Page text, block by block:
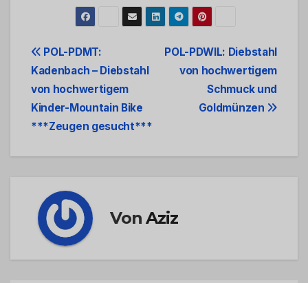
Beitrags-
Navigation
POL-PDWIL: Diebstahl
von hochwertigem
Schmuck und
Goldmünzen
POL-PDMT:
Kadenbach – Diebstahl
von hochwertigem
Kinder-Mountain Bike
***Zeugen gesucht***
VonAziz